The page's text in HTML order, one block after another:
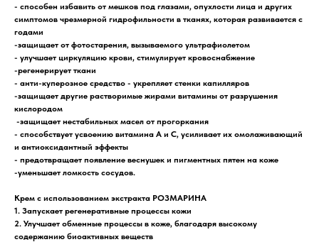
- способен избавить от мешков под глазами, опухлости лица и других
симптомов чрезмерной гидрофильности в тканях, которая развивается с
годами
-защищает от фотостарения, вызываемого ультрафиолетом
- улучшает циркуляцию крови, стимулирует кровоснабжение
-регенерирует ткани
- анти-куперозное средство - укрепляет стенки капилляров
-защищает другие растворимые жирами витамины от разрушения
кислородом
-защищает нестабильных масел от прогоркания
- способствует усвоению витамина А и С, усиливает их омолаживающий
и антиоксидантный эффекты
- предотвращает появление веснушек и пигментных пятен на коже
-уменьшает ломкость сосудов.
Крем с использованием экстракта РОЗМАРИНА
1. Запускает регенеративные процессы кожи
2. Улучшает обменные процессы в коже, благодаря высокому
содержанию биоактивных веществ